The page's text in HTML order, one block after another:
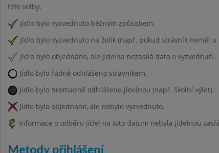
této volby.
Jídlo bylo vyzvednuto běžným způsobem.
Jídlo bylo vyzvednuto na žolík (např. pokud strávník neměl u
Jídlo bylo objednáno, ale jídelna nezasílá data o vyzvednutí.
Jídlo bylo řádně odhlášeno strávníkem.
Jídlo bylo hromadně odhlášeno jídelnou (např. školní výlet).
Jídlo bylo objednáno, ale nebylo vyzvednuto.
Informace o odběru jídel na toto datum nebyla jídelnou
Metody přihlášení